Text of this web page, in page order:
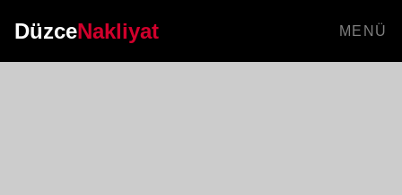
DüzceNakliyat MENÜ